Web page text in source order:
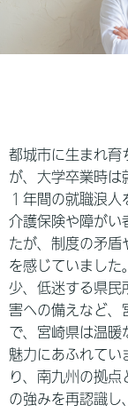
都城市に生まれ育
が、大学卒業時は
１年間の就職浪人
介護保険や障がい
たが、制度の矛盾
を感じていました
少、低迷する県民
害への備えなど、
で、宮崎県は温暖
魅力にあふれてい
り、南九州の拠
の強みを再認識し